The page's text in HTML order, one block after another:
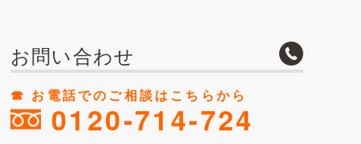
お問い合わせ
☎︎ お電話でのご相談はこちらから
0120-714-724